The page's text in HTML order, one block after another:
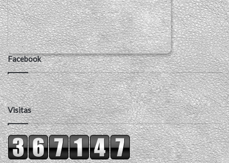
Facebook
Visitas